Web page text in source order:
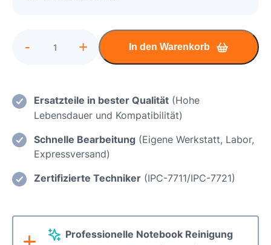
Professionelle Notebook Reinigung
Gigabyte
OLED
Kurzschluss,
Stromversorgung
Reparatur
Menge
- + In den Warenkorb
Ersatzteile in bester Qualität (Hohe
Lebensdauer und Kompatibilität)
Schnelle Bearbeitung (Eigene Werkstatt, Labor,
Expressversand)
Zertifizierte Techniker (IPC-7711/IPC-7721)